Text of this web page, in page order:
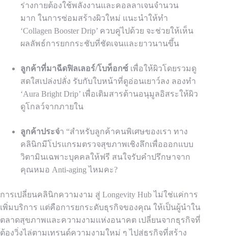
ร่างกายต้องใช้พลังงานและคอลลาเจนจำนวน
มาก ในการซ่อมสร้างผิวใหม่ แนะนำให้ทำ
‘Collagen Booster Drip’ ควบคู่ไปด้วย จะช่วยให้เห็น
ผลลัพธ์การยกกระชับที่ชัดเจนและยาวนานขึ้น
ลูกค้าที่มาฉีดฟิลเลอร์/โบท็อกซ์ เพื่อให้ผิวโดยรวมดู
สดใสเปล่งปลั่ง รับกับใบหน้าที่ดูอ่อนเยาว์ลง ลองทำ
‘Aura Bright Drip’ เพื่อเติมสารต้านอนุมูลอิสระให้ผิว
ดูโกลว์จากภายใน
ลูกค้าประจำ “สำหรับลูกค้าคนพิเศษของเรา ทาง
คลินิกมีโปรแกรมตรวจสุขภาพเชิงลึกเพื่อออกแบบ
วิตามินเฉพาะบุคคลให้ฟรี สนใจรับคำปรึกษาจาก
คุณหมอ Anti-aging ไหมคะ?
การเปลี่ยนคลินิกความงาม สู่ Longevity Hub ไม่ใช่แค่การ
เพิ่มบริการ แต่คือการยกระดับธุรกิจของคุณ ให้เป็นผู้นำใน
ตลาดสุขภาพและความงามแห่งอนาคต เปลี่ยนจากธุรกิจที่
ต้องวิ่งไล่ตามเทรนด์ความงามใหม่ ๆ ไปสู่ธุรกิจที่สร้าง